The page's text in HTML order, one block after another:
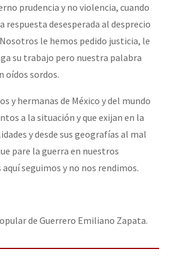
prudencia y no violencia, cuando
respuesta desesperada al desprecio
le hemos pedido justicia, le
su trabajo pero nuestra palabra
oídos sordos.
y hermanas de México y del mundo
a la situación y que exijan en la
y desde sus geografías al mal
pare la guerra en nuestros
seguimos y no nos rendimos.
de Guerrero Emiliano Zapata.